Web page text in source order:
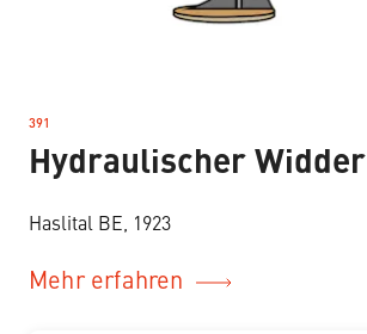
391
–
Hydraulischer Widder
Haslital BE, 1923
Mehr erfahren